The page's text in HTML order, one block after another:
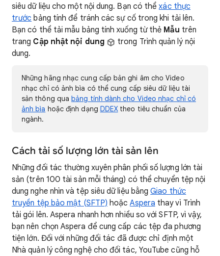
siêu dữ liệu cho một nội dung. Bạn có thểxác thực
trước bảng tính để tránh các sự cố trong khi tải lên.
Bạn có thể tải mẫu bảng tính xuống từ thẻ Mẫu trên
trang Cập nhật nội dung
trong Trình quản lý nội
dung.
Những hãng nhạc cung cấp bản ghi âm cho Video
nhạc chỉ có ảnh bìa có thể cung cấp siêu dữ liệu tài
sản thông quabảng tính dành cho Video nhạc chỉ có
ảnh bìa hoặc định dạng DDEX theo tiêu chuẩn của
ngành.
Cách tải số lượng lớn tài sản lên
Những đối tác thường xuyên phân phối số lượng lớn tài
sản (trên 100 tài sản mỗi tháng) có thể chuyển tệp nội
dung nghe nhìn và tệp siêu dữ liệu bằngGiao thức
truyền tệp bảo mật (SFTP) hoặcAspera thay vì Trình
tải gói lên. Aspera nhanh hơn nhiều so với SFTP, vì vậy,
bạn nên chọn Aspera để cung cấp các tệp đa phương
tiện lớn. Đối với những đối tác đã được chỉ định một
Nhà quản lý công nghệ cho đối tác, YouTube cũng hỗ